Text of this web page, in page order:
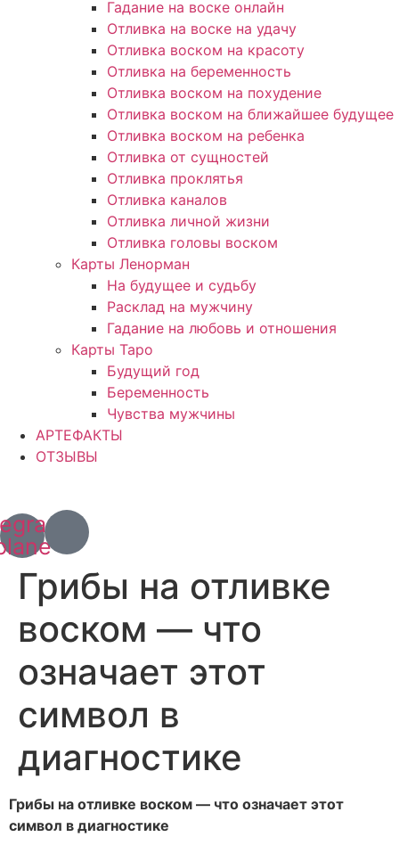
Гадание на воске онлайн
Отливка на воске на удачу
Отливка воском на красоту
Отливка на беременность
Отливка воском на похудение
Отливка воском на ближайшее будущее
Отливка воском на ребенка
Отливка от сущностей
Отливка проклятья
Отливка каналов
Отливка личной жизни
Отливка головы воском
Карты Ленорман
На будущее и судьбу
Расклад на мужчину
Гадание на любовь и отношения
Карты Таро
Будущий год
Беременность
Чувства мужчины
АРТЕФАКТЫ
ОТЗЫВЫ
Грибы на отливке
воском — что
означает этот
символ в
диагностике
Грибы на отливке воском — что означает этот
символ в диагностике